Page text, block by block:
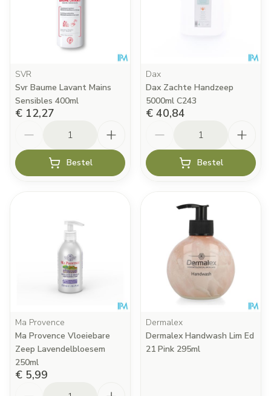
SVR
Svr Baume Lavant Mains
Sensibles 400ml
€ 12,27
Bestel
Dax
Dax Zachte Handzeep
5000ml C243
€ 40,84
Bestel
Ma Provence
Ma Provence Vloeiebare
Zeep Lavendelbloesem
250ml
€ 5,99
Dermalex
Dermalex Handwash Lim Ed
21 Pink 295ml